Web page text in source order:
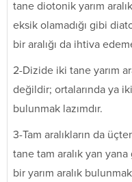
tane diotonik yarım
eksik olamadığı gibi
bir aralığı da ihtiva
2-Dizide iki tane yarım
değildir; ortalarında ya
bulunmak lazımdır.
3-Tam aralıkların da
tane tam aralık yan
bir yarım aralık